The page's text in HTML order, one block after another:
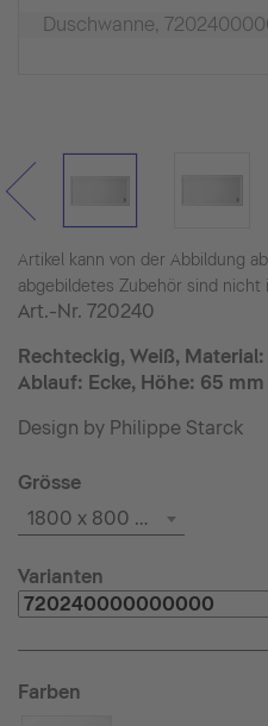
Duschwanne,
Artikel kann von der Abbildung
abgebildetes Zubehör sind
Art.-Nr. 720240
Rechteckig, Weiß,
Ablauf: Ecke, Höhe: 65 mm
Design by Philippe Starck
Grösse
1800 x 800 mm
Varianten
Farben